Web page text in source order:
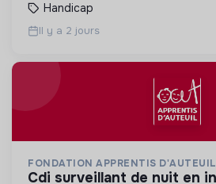
Handicap
Il y a 2 jours
FONDATION APPRENTIS D'AUTEUIL
cdi surveillant de nuit en internat éducatif